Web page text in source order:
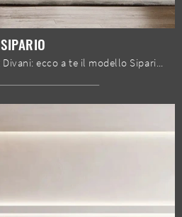
SIPARIO
Salotti e divani lineari Max Divani: ecco a te il modello Sipario in tessuto per completare il soggiorno.